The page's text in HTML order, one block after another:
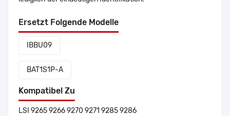
Ersetzt Folgende Modelle
IBBU09
BAT1S1P-A
Kompatibel Zu
LSI 9265 9266 9270 9271 9285 9286